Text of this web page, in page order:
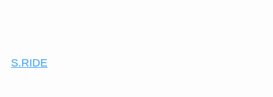
S.RIDE